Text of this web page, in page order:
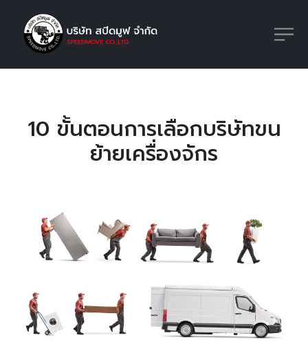
10 ขั้นตอนการเลือกบริษัทขน
ย้ายเครื่องจักร